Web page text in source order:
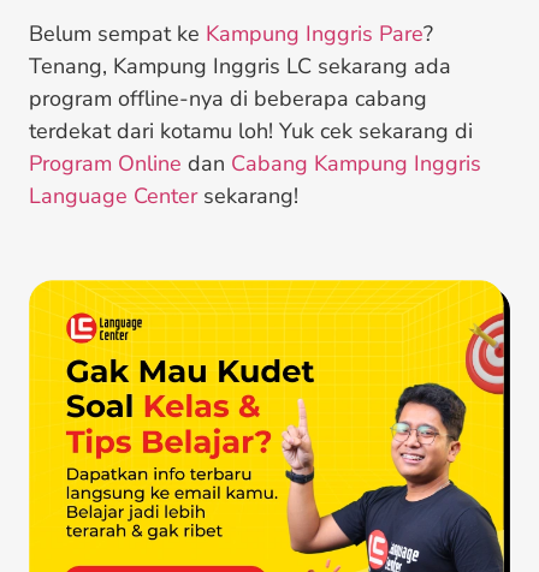
Belum sempat ke Kampung Inggris Pare?
Tenang, Kampung Inggris LC sekarang ada
program offline-nya di beberapa cabang
terdekat dari kotamu loh! Yuk cek sekarang di
Program Online dan Cabang Kampung Inggris
Language Centersekarang!